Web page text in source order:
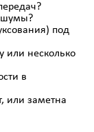
шумы?
под
или несколько
в
или заметна